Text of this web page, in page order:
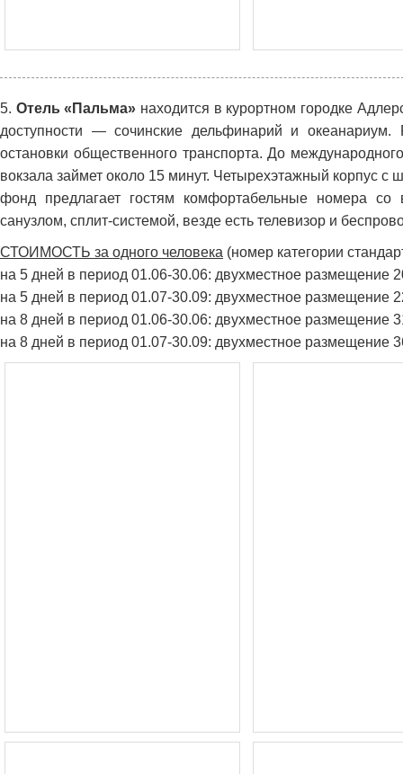
5. Отель «Пальма» находится в курортном городке
доступности — сочинские дельфинарий и
остановки общественного транспорта. До
вокзала займет около 15 минут. Четырехэтажный корпус
фонд предлагает гостям комфортабельные номера
санузлом, сплит-системой, везде есть телевизор и
СТОИМОСТЬ за одного человека (номер категории
на 5 дней в период 01.06-30.06: двухместное размещение
на 5 дней в период 01.07-30.09: двухместное размещение
на 8 дней в период 01.06-30.06: двухместное размещение
на 8 дней в период 01.07-30.09: двухместное размещение